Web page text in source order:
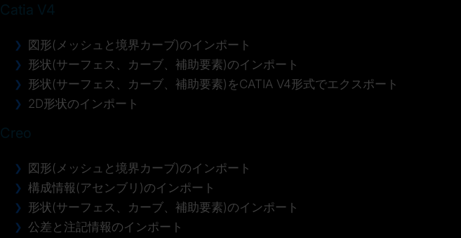
Catia V4
図形(メッシュと境界カーブ)のインポート
形状(サーフェス、カーブ、補助要素)のインポート
形状(サーフェス、カーブ、補助要素)をCATIA V4形式でエクスポート
2D形状のインポート
Creo
図形(メッシュと境界カーブ)のインポート
構成情報(アセンブリ)のインポート
形状(サーフェス、カーブ、補助要素)のインポート
公差と注記情報のインポート